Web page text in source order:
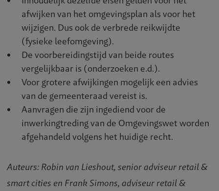
afwijken van het omgevingsplan als voor het
wijzigen. Dus ook de verbrede reikwijdte
(fysieke leefomgeving).
De voorbereidingstijd van beide routes
vergelijkbaar is (onderzoeken e.d.).
Voor grotere afwijkingen mogelijk een advies
van de gemeenteraad vereist is.
Aanvragen die zijn ingediend voor de
inwerkingtreding van de Omgevingswet worden
afgehandeld volgens het huidige recht.
Auteurs: Robin van Lieshout, senior adviseur retail &
smart cities en Frank Simons, adviseur retail &